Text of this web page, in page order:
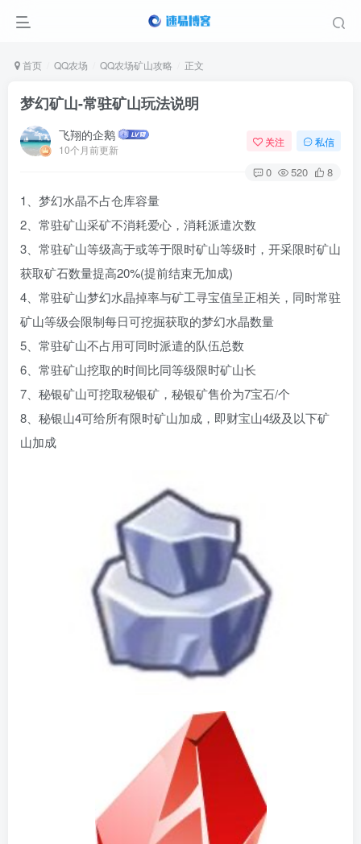
首页 QQ农场 QQ农场矿山攻略 正文
梦幻矿山-常驻矿山玩法说明
飞翔的企鹅
10个月前更新
关注 私信
0 520 8
1、梦幻水晶不占仓库容量
2、常驻矿山采矿不消耗爱心，消耗派遣次数
3、常驻矿山等级高于或等于限时矿山等级时，开采限时矿山
获取矿石数量提高20%(提前结束无加成)
4、常驻矿山梦幻水晶掉率与矿工寻宝值呈正相关，同时常驻
矿山等级会限制每日可挖掘获取的梦幻水晶数量
5、常驻矿山不占用可同时派遣的队伍总数
6、常驻矿山挖取的时间比同等级限时矿山长
7、秘银矿山可挖取秘银矿，秘银矿售价为7宝石/个
8、秘银山4可给所有限时矿山加成，即财宝山4级及以下矿
山加成